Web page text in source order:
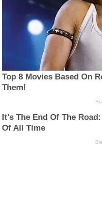
Top 8 Movies Based On
Them!
It's The End Of The
Of All Time